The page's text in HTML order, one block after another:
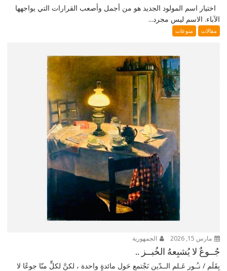
اختيار اسم المولود الجديد هو من أجمل وأصعب القرارات التي يواجهها
الآباء. الاسم ليس مجرد...
مقالات منوعات
مارس 15, 2026 الجمهورية
جُــوعٌ لا يُشبِعهُ الخُبــز ..
بِقَلَم / نـُـور عَـلم الــدّين نَجْتمع حَول مائدةٍ واحدة ، لكنَّ لكلٍّ منّا جوعًا لا